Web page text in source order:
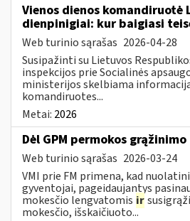
Vienos dienos komandiruotė
dienpinigiai: kur baigiasi
Web turinio sąrašas 2026-04-28
Susipažinti su Lietuvos
inspekcijos prie Socialinės
ministerijos skelbiama
komandiruotes...
Metai: 2026
Dėl GPM permokos grąžinimo
Web turinio sąrašas 2026-03-24
VMI prie FM primena, kad
gyventojai, pageidaujantys
mokesčio lengvatomis ir
mokesčio, išskaičiuoto...